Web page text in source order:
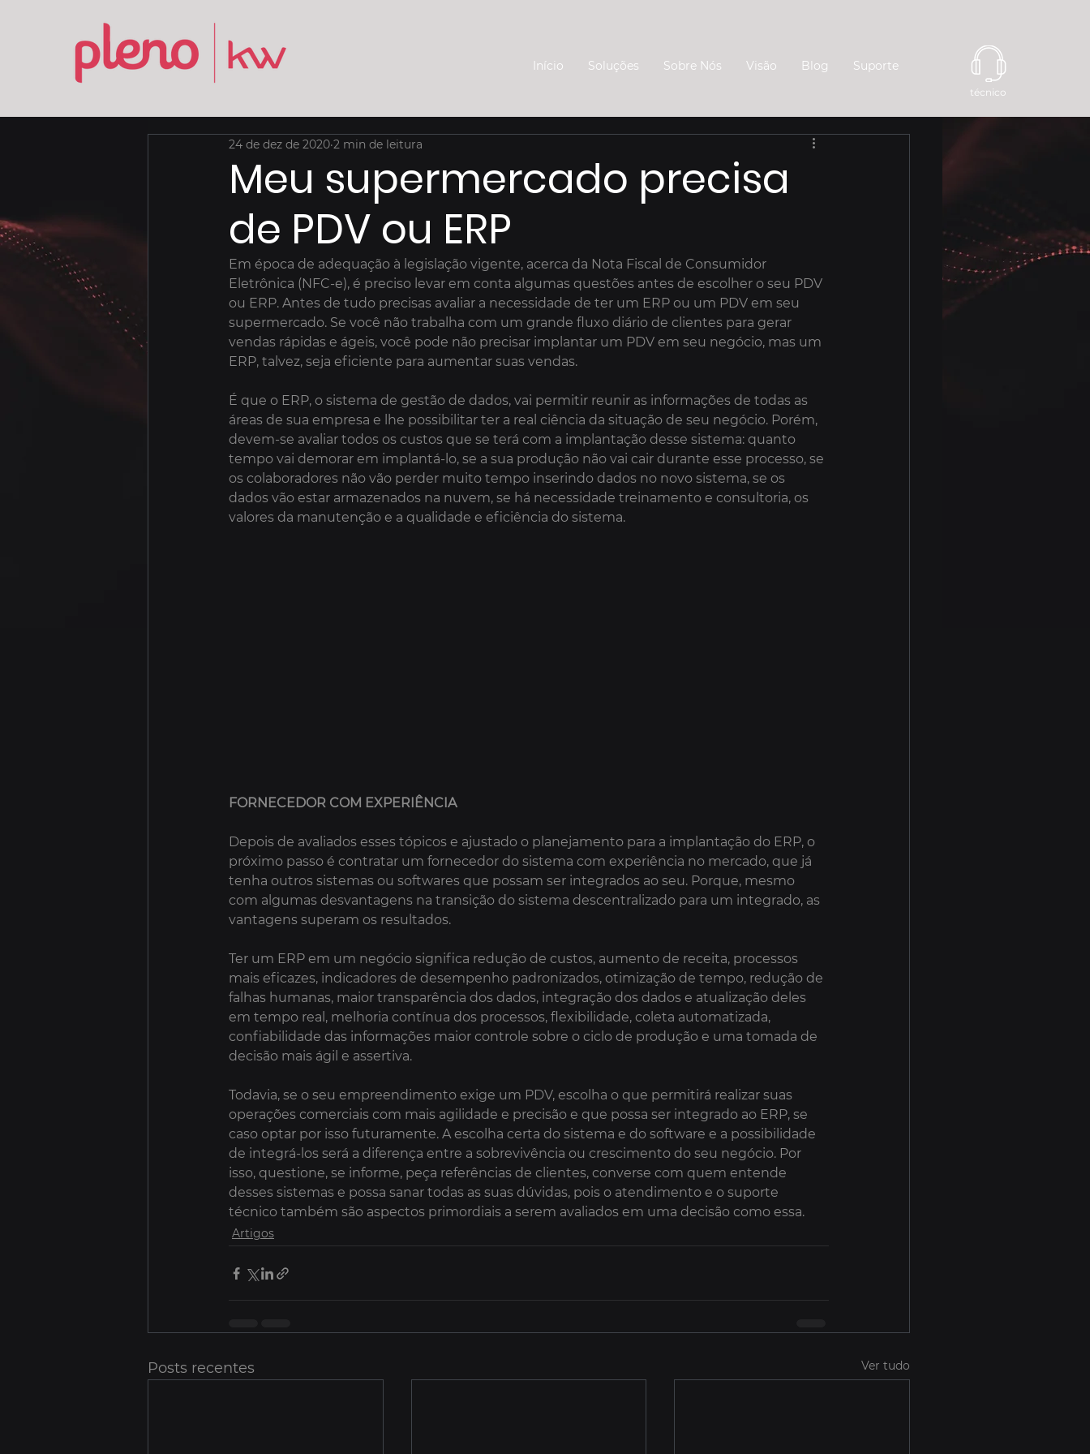
Início Soluções Sobre Nós Visão Blog Suporte
técnico
Meu supermercado precisa
de PDV ou ERP
24 de dez de 2020 2 min de leitura
Em época de adequação à legislação vigente, acerca da Nota Fiscal de Consumidor
Eletrônica (NFC-e), é preciso levar em conta algumas questões antes de escolher o seu PDV
ou ERP. Antes de tudo precisas avaliar a necessidade de ter um ERP ou um PDV em seu
supermercado. Se você não trabalha com um grande fluxo diário de clientes para gerar
vendas rápidas e ágeis, você pode não precisar implantar um PDV em seu negócio, mas um
ERP, talvez, seja eficiente para aumentar suas vendas.
É que o ERP, o sistema de gestão de dados, vai permitir reunir as informações de todas as
áreas de sua empresa e lhe possibilitar ter a real ciência da situação de seu negócio. Porém,
devem-se avaliar todos os custos que se terá com a implantação desse sistema: quanto
tempo vai demorar em implantá-lo, se a sua produção não vai cair durante esse processo, se
os colaboradores não vão perder muito tempo inserindo dados no novo sistema, se os
dados vão estar armazenados na nuvem, se há necessidade treinamento e consultoria, os
valores da manutenção e a qualidade e eficiência do sistema.
FORNECEDOR COM EXPERIÊNCIA
Depois de avaliados esses tópicos e ajustado o planejamento para a implantação do ERP, o
próximo passo é contratar um fornecedor do sistema com experiência no mercado, que já
tenha outros sistemas ou softwares que possam ser integrados ao seu. Porque, mesmo
com algumas desvantagens na transição do sistema descentralizado para um integrado, as
vantagens superam os resultados.
Ter um ERP em um negócio significa redução de custos, aumento de receita, processos
mais eficazes, indicadores de desempenho padronizados, otimização de tempo, redução de
falhas humanas, maior transparência dos dados, integração dos dados e atualização deles
em tempo real, melhoria contínua dos processos, flexibilidade, coleta automatizada,
confiabilidade das informações maior controle sobre o ciclo de produção e uma tomada de
decisão mais ágil e assertiva.
Todavia, se o seu empreendimento exige um PDV, escolha o que permitirá realizar suas
operações comerciais com mais agilidade e precisão e que possa ser integrado ao ERP, se
caso optar por isso futuramente. A escolha certa do sistema e do software e a possibilidade
de integrá-los será a diferença entre a sobrevivência ou crescimento do seu negócio. Por
isso, questione, se informe, peça referências de clientes, converse com quem entende
desses sistemas e possa sanar todas as suas dúvidas, pois o atendimento e o suporte
técnico também são aspectos primordiais a serem avaliados em uma decisão como essa.
Artigos
Posts recentes Ver tudo